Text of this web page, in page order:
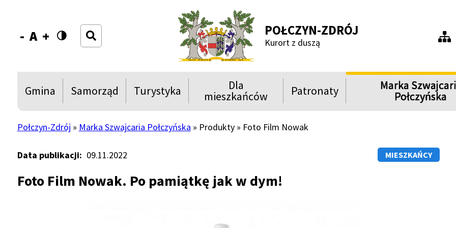
menu
treści
wyszukiwania
stopki
sizesizesize
Szukaj
POŁCZYN-ZDRÓJ
Kurort z duszą
Menu
Główna
nawigacja
Rozwiń
menu
Gmina Rozwiń
menu
Samorząd Rozwiń
menu
Turystyka Rozwiń
menu
Dla
mieszkańców Rozwiń
menu
Patronaty
menu
Marka
Połczyńska
nawigacyjna
Połczyn-Zdrój Marka Szwajcaria Połczyńska Produkty Foto Film Nowak
Data publikacji 09.11.2022 MIESZKAŃCY
Foto Film Nowak. Po pamiątkę jak w dym!